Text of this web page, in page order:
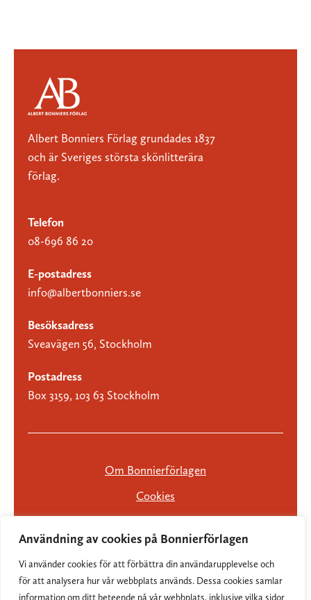
Användning av cookies på Bonnierförlagen
Vi använder cookies för att förbättra din användarupplevelse och
för att analysera hur vår webbplats används. Dessa cookies samlar
information om ditt beteende på vår webbplats, inklusive vilka sidor
Albert Bonniers Förlag grundades 1837
och är Sveriges största skönlitterära
förlag.
Telefon
08-696 86 20
E-postadress
info@albertbonniers.se
Besöksadress
Sveavägen 56, Stockholm
Postadress
Box 3159, 103 63 Stockholm
Om Bonnierförlagen
Cookies